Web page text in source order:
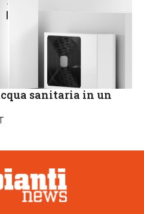
sanitaria in un